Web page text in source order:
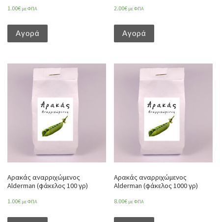
1.00€ με ΦΠΑ
Αγορά
2.00€ με ΦΠΑ
Αγορά
Αρακάς αναρριχώμενος
Alderman (φάκελος 100 γρ)
1.00€ με ΦΠΑ
Αρακάς αναρριχώμενος
Alderman (φάκελος 1000 γρ)
8.00€ με ΦΠΑ